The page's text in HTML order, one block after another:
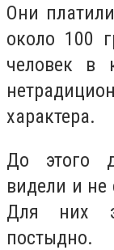
Они
около 100
человек в
характера.
До этого
видели и
Для них